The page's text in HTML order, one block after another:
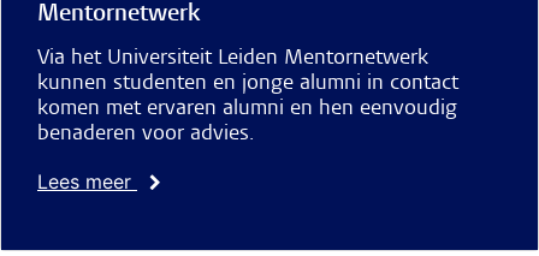
Mentornetwerk
Via het Universiteit Leiden Mentornetwerk
kunnen studenten en jonge alumni in contact
komen met ervaren alumni en hen eenvoudig
benaderen voor advies.
Lees meer